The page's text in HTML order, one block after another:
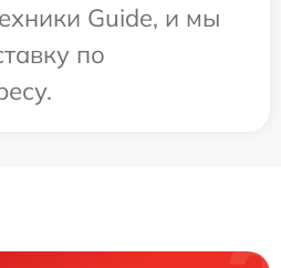
Guide, и мы
по